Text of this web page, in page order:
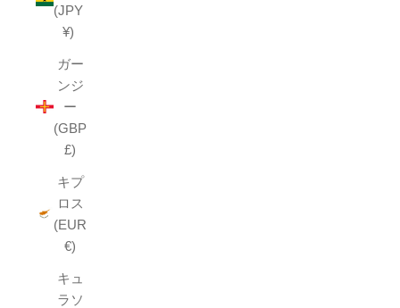
(JPY
¥)
ガー
ンジ
ー
(GBP
£)
キプ
ロス
(EUR
€)
キュ
ラソ